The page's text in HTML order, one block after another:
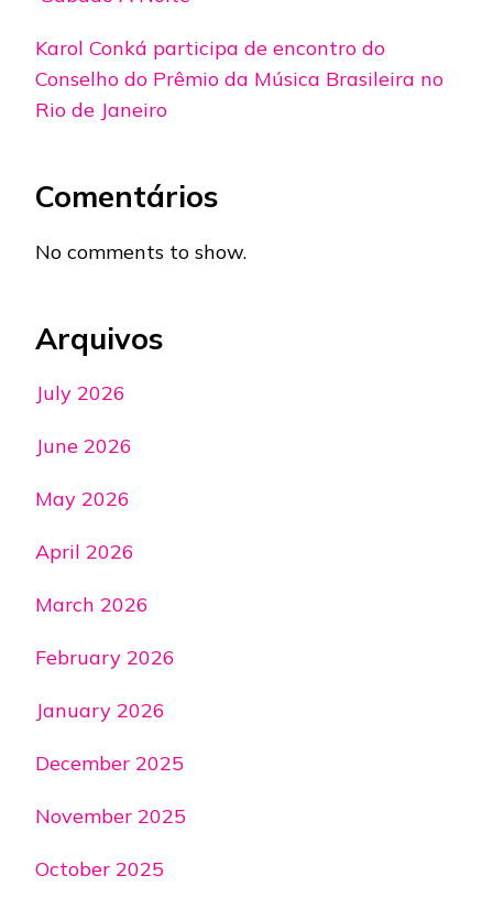
Karol Conká participa de encontro do
Conselho do Prêmio da Música Brasileira no
Rio de Janeiro
Comentários
No comments to show.
Arquivos
July 2026
June 2026
May 2026
April 2026
March 2026
February 2026
January 2026
December 2025
November 2025
October 2025